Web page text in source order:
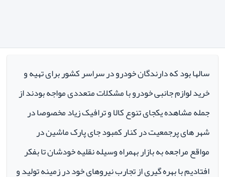
سالها بود که دارندگان خودرو در سراسر کشور برای تهیه و
خرید لوازم جانبی خودرو با مشکلات متعددی مواجه بودند از
جمله مشاهده یکجای تنوع کالا و ترافیک زیاد مخصوصا در
شهر های پرجمعیت در کنار کمبود جای پارک ماشین در
مواقع مراجعه به بازار بهمراه وسیله نقلیه خودشان تا بفکر
افتادیم با بهره گیری از تجارب نیروهای خود در زمینه تولید و